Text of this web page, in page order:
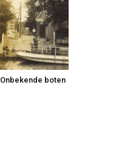
Onbekende boten